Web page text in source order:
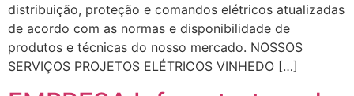
distribuição, proteção e comandos elétricos atualizadas
de acordo com as normas e disponibilidade de
produtos e técnicas do nosso mercado. NOSSOS
SERVIÇOS PROJETOS ELÉTRICOS VINHEDO […]